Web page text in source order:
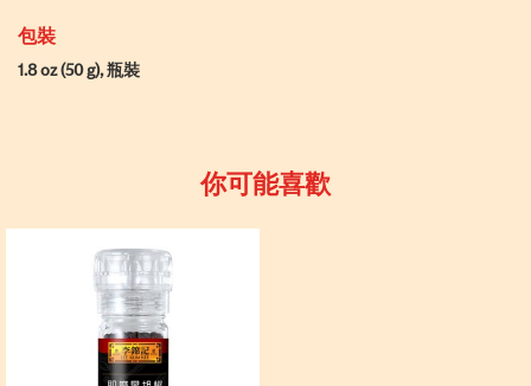
包裝
1.8 oz (50 g), 瓶裝
你可能喜歡